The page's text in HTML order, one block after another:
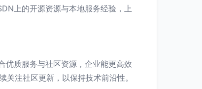
上的开源资源与本地服务经验，上
优质服务与社区资源，企业能更高效
注社区更新，以保持技术前沿性。